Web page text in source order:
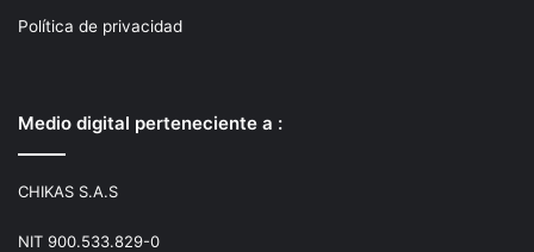
Política de privacidad
Medio digital perteneciente a :
CHIKAS S.A.S
NIT 900.533.829-0